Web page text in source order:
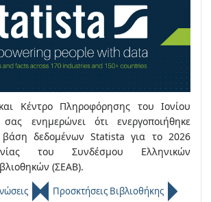
Κέντρο Πληροφόρησης του Ιονίου
σας ενημερώνει ότι ενεργοποιήθηκε
δεδομένων Statista για το 2026
του Συνδέσμου Ελληνικών
(ΣΕΑΒ).
Προσκτήσεις Βιβλιοθήκης